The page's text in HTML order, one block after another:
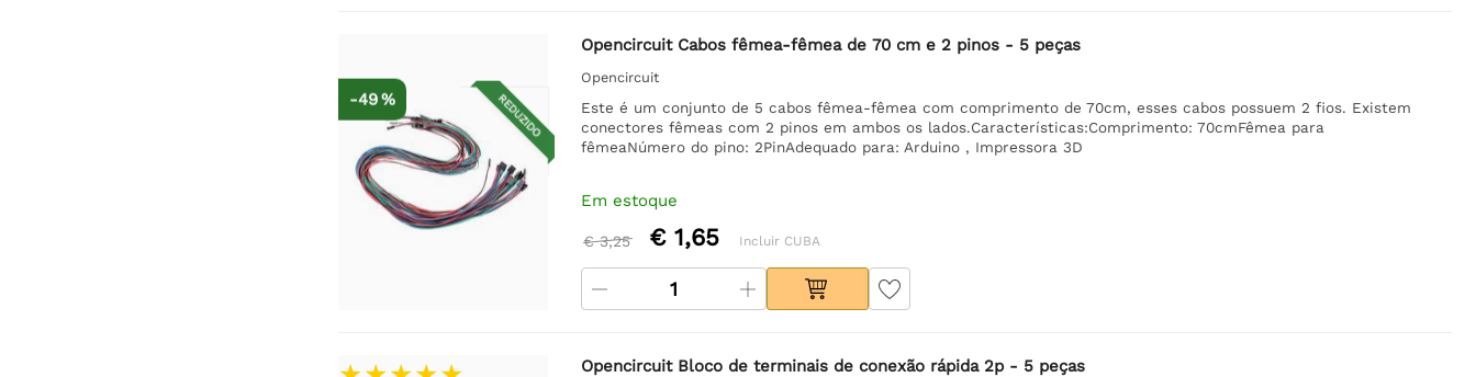
REDUZIDO
-49 %
Opencircuit Cabos fêmea-fêmea de 70 cm e 2 pinos - 5 peças
Opencircuit
Este é um conjunto de 5 cabos fêmea-fêmea com comprimento de 70cm, esses cabos possuem 2 fios. Existem
conectores fêmeas com 2 pinos em ambos os lados.Características:Comprimento: 70cmFêmea para
fêmeaNúmero do pino: 2PinAdequado para: Arduino , Impressora 3D
Em estoque
€ 3,25 € 1,65 Incluir CUBA
Opencircuit Bloco de terminais de conexão rápida 2p - 5 peças